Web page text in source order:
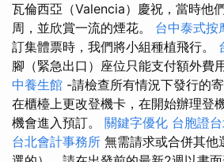
瓦倫西亞（Valencia）慶祝，當時他
周，並欣賞一流的煙花。 台中泰式按
訂集體票時，我們將小組種植飛行。
腳（緊急出口）座位只能支付額外費
中養生館 -請檢查所有情況下發行的
在櫃檯上更改登機卡，在開始辦理登
機會進入預訂。 關鍵字優化 台胞證
台北會計事務所 無需請求或合併其他